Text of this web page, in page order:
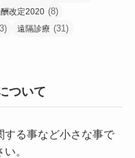
改定2020 (8)
遠隔診療 (31)
ついて
する事など小さな事で
。